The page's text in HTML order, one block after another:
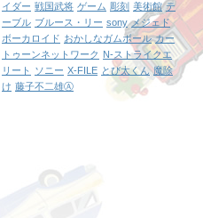
イダー 戦国武将 ゲーム 彫刻 美術館 テ
ーブル ブルース・リー sony メジェド
ボーカロイド おかしなガムボール カー
トゥーンネットワーク N-ストライクエ
リート
ソニー X-FILE とび太くん 魔除
け 藤子不二雄Ⓐ